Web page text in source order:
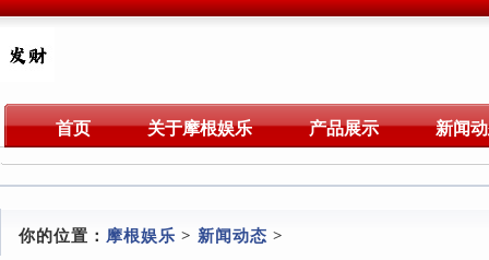
首页 关于摩根娱乐 产品展示 新闻
你的位置： 摩根娱乐 > 新闻动态 >